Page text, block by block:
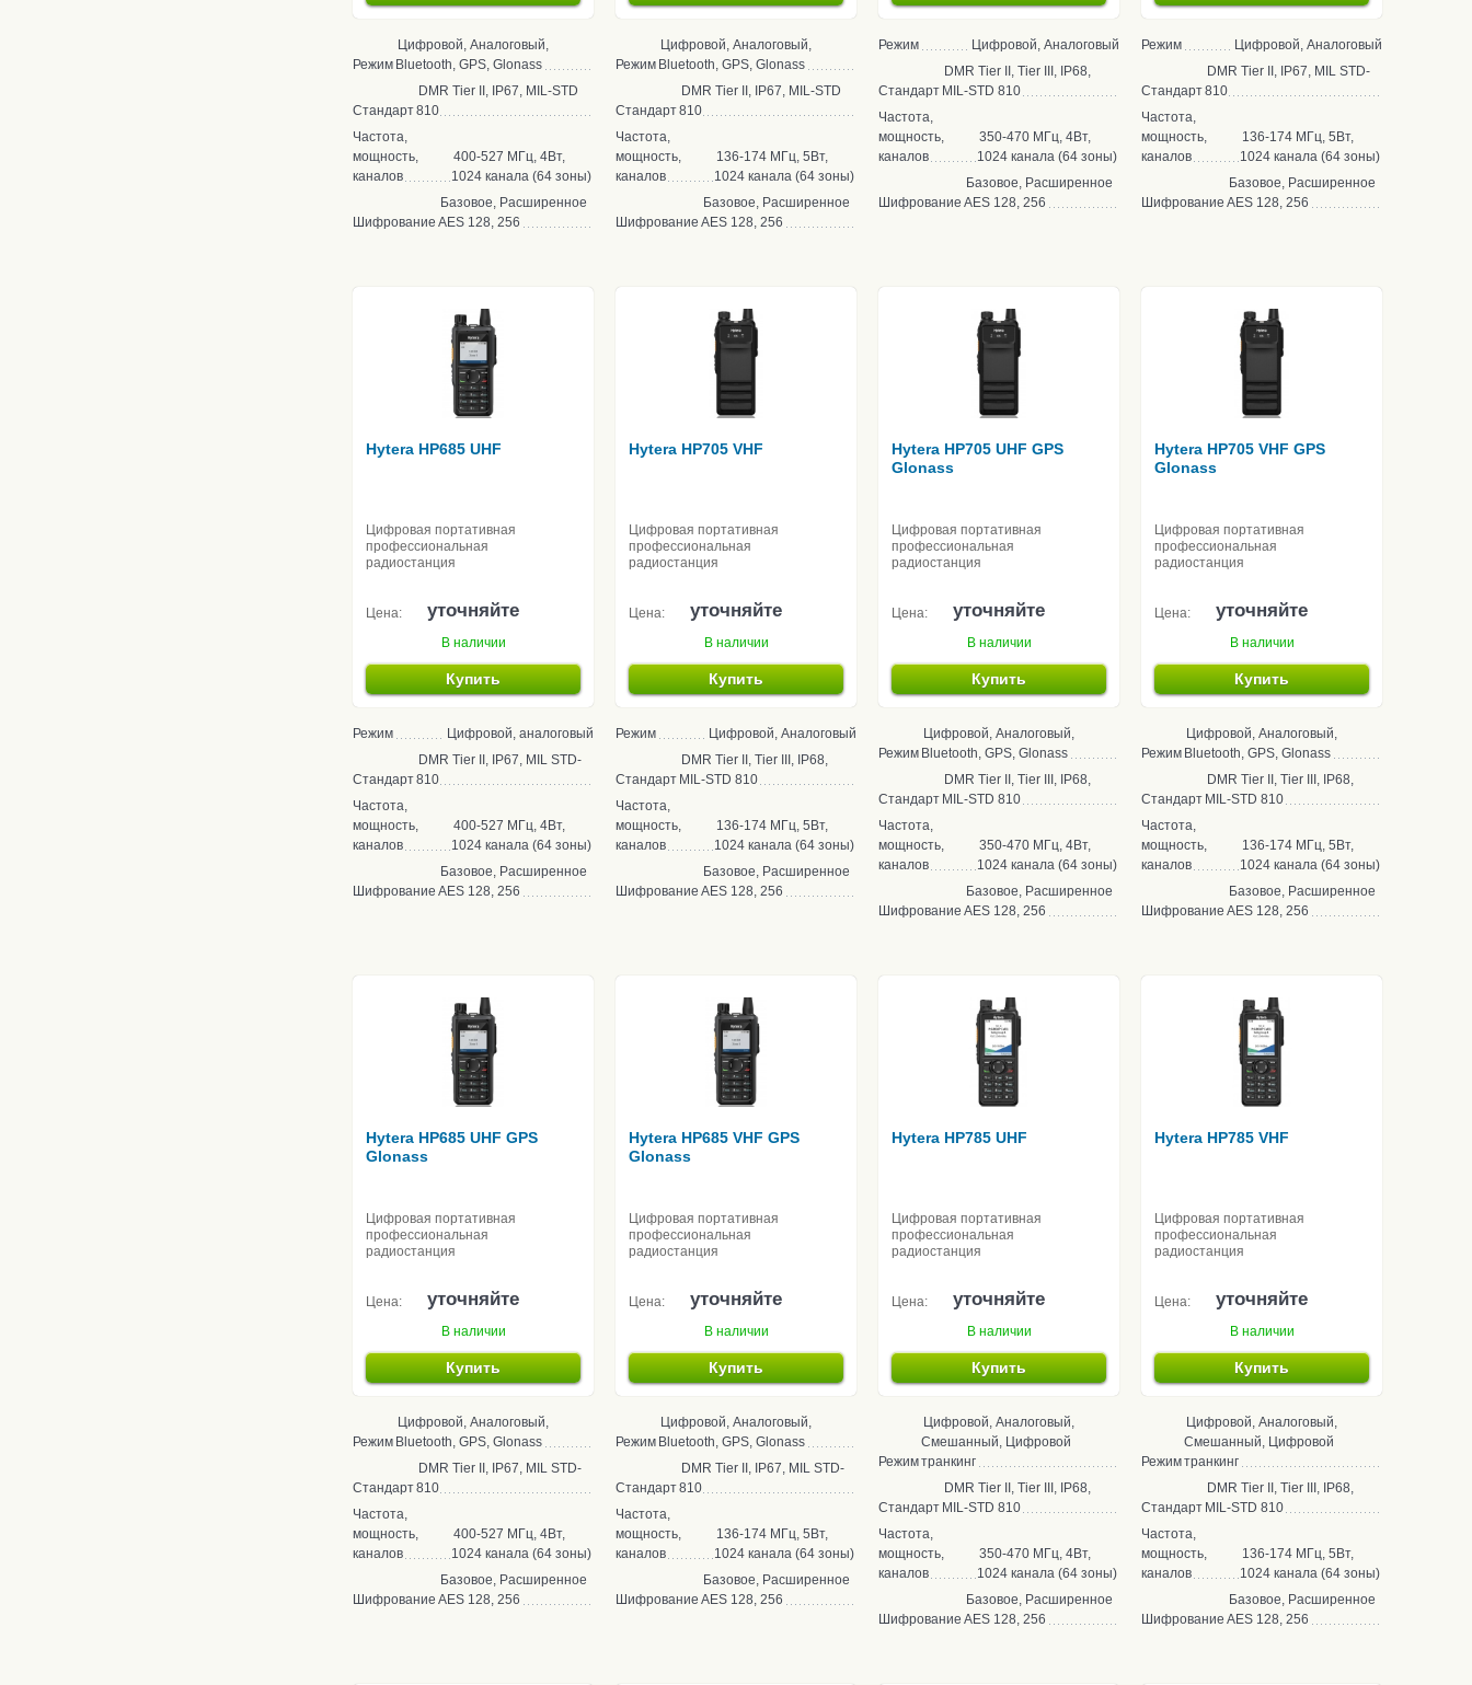
Режим
Цифровой, Аналоговый,
Bluetooth, GPS, Glonass
Стандарт
DMR Tier II, IP67, MIL-STD
810
Частота,
мощность,
каналов
400-527 МГц, 4Вт,
1024 канала (64 зоны)
Шифрование
Базовое, Расширенное
AES 128, 256
Режим
Цифровой, Аналоговый,
Bluetooth, GPS, Glonass
Стандарт
DMR Tier II, IP67, MIL-STD
810
Частота,
мощность,
каналов
136-174 МГц, 5Вт,
1024 канала (64 зоны)
Шифрование
Базовое, Расширенное
AES 128, 256
Режим Цифровой, Аналоговый
Стандарт
DMR Tier II, Tier III, IP68,
MIL-STD 810
Частота,
мощность,
каналов
350-470 МГц, 4Вт,
1024 канала (64 зоны)
Шифрование
Базовое, Расширенное
AES 128, 256
Режим Цифровой, Аналоговый
Стандарт
DMR Tier II, IP67, MIL STD-
810
Частота,
мощность,
каналов
136-174 МГц, 5Вт,
1024 канала (64 зоны)
Шифрование
Базовое, Расширенное
AES 128, 256
Hytera HP685 UHF
Цифровая портативная
профессиональная
радиостанция
Цена: уточняйте
В наличии
Купить
Режим Цифровой, аналоговый
Стандарт
DMR Tier II, IP67, MIL STD-
810
Частота,
мощность,
каналов
400-527 МГц, 4Вт,
1024 канала (64 зоны)
Шифрование
Базовое, Расширенное
AES 128, 256
Hytera HP705 VHF
Цифровая портативная
профессиональная
радиостанция
Цена: уточняйте
В наличии
Купить
Режим Цифровой, Аналоговый
Стандарт
DMR Tier II, Tier III, IP68,
MIL-STD 810
Частота,
мощность,
каналов
136-174 МГц, 5Вт,
1024 канала (64 зоны)
Шифрование
Базовое, Расширенное
AES 128, 256
Hytera HP705 UHF GPS
Glonass
Цифровая портативная
профессиональная
радиостанция
Цена: уточняйте
В наличии
Купить
Режим
Цифровой, Аналоговый,
Bluetooth, GPS, Glonass
Стандарт
DMR Tier II, Tier III, IP68,
MIL-STD 810
Частота,
мощность,
каналов
350-470 МГц, 4Вт,
1024 канала (64 зоны)
Шифрование
Базовое, Расширенное
AES 128, 256
Hytera HP705 VHF GPS
Glonass
Цифровая портативная
профессиональная
радиостанция
Цена: уточняйте
В наличии
Купить
Режим
Цифровой, Аналоговый,
Bluetooth, GPS, Glonass
Стандарт
DMR Tier II, Tier III, IP68,
MIL-STD 810
Частота,
мощность,
каналов
136-174 МГц, 5Вт,
1024 канала (64 зоны)
Шифрование
Базовое, Расширенное
AES 128, 256
Hytera HP685 UHF GPS
Glonass
Цифровая портативная
профессиональная
радиостанция
Цена: уточняйте
В наличии
Купить
Режим
Цифровой, Аналоговый,
Bluetooth, GPS, Glonass
Стандарт
DMR Tier II, IP67, MIL STD-
810
Частота,
мощность,
каналов
400-527 МГц, 4Вт,
1024 канала (64 зоны)
Шифрование
Базовое, Расширенное
AES 128, 256
Hytera HP685 VHF GPS
Glonass
Цифровая портативная
профессиональная
радиостанция
Цена: уточняйте
В наличии
Купить
Режим
Цифровой, Аналоговый,
Bluetooth, GPS, Glonass
Стандарт
DMR Tier II, IP67, MIL STD-
810
Частота,
мощность,
каналов
136-174 МГц, 5Вт,
1024 канала (64 зоны)
Шифрование
Базовое, Расширенное
AES 128, 256
Hytera HP785 UHF
Цифровая портативная
профессиональная
радиостанция
Цена: уточняйте
В наличии
Купить
Режим
Цифровой, Аналоговый,
Смешанный, Цифровой
транкинг
Стандарт
DMR Tier II, Tier III, IP68,
MIL-STD 810
Частота,
мощность,
каналов
350-470 МГц, 4Вт,
1024 канала (64 зоны)
Шифрование
Базовое, Расширенное
AES 128, 256
Hytera HP785 VHF
Цифровая портативная
профессиональная
радиостанция
Цена: уточняйте
В наличии
Купить
Режим
Цифровой, Аналоговый,
Смешанный, Цифровой
транкинг
Стандарт
DMR Tier II, Tier III, IP68,
MIL-STD 810
Частота,
мощность,
каналов
136-174 МГц, 5Вт,
1024 канала (64 зоны)
Шифрование
Базовое, Расширенное
AES 128, 256